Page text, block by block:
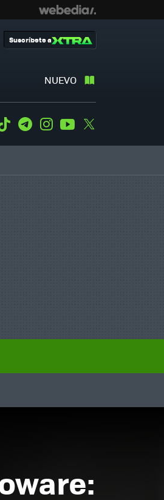
NUEVO
Suscríbete a
Tiktok TelegramInstagramYoutube